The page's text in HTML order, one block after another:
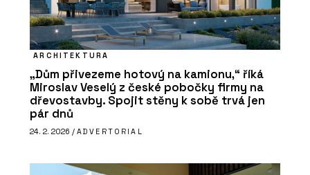
ARCHITEKTURA
„Dům přivezeme hotový na kamionu,“ říká
Miroslav Veselý z české pobočky firmy na
dřevostavby. Spojit stěny k sobě trvá jen
pár dnů
24. 2. 2026 / ADVERTORIAL